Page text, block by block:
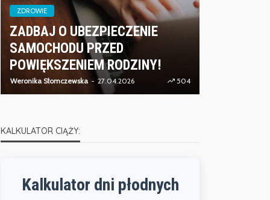
ZDROWIE
ZADBAJ O UBEZPIECZENIE
SAMOCHODU PRZED
POWIĘKSZENIEM RODZINY!
Weronika Słomczewska 27.04.2026 504
KALKULATOR CIĄŻY:
Kalkulator dni płodnych